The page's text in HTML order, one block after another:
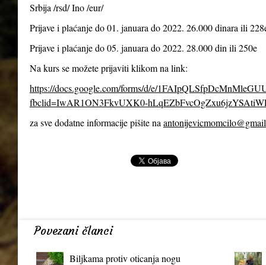
Srbija /rsd/ Ino /eur/
Prijave i plaćanje do 01. januara do 2022. 26.000 dinara ili
Prijave i plaćanje do 05. januara do 2022. 28.000 din ili 250e
Na kurs se možete prijaviti klikom na link:
https://docs.google.com/forms/d/e/
fbclid=IwAR1ON3FkvUXK0-
za sve dodatne informacije pišite na
Povezani članci
Biljkama protiv oticanja nogu